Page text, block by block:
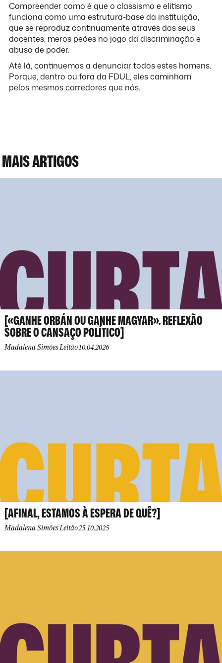
Compreender como é que o classismo e elitismo
funciona como uma estrutura-base da instituição,
que se reproduz continuamente através dos seus
docentes, meros peões no jogo da discriminação e
abuso de poder.
Até lá, continuemos a denunciar todos estes homens.
Porque, dentro ou fora da FDUL, eles caminham
pelos mesmos corredores que nós.
MAIS ARTIGOS
[«GANHE ORBÁN OU GANHE MAGYAR». REFLEXÃO
SOBRE O CANSAÇO POLÍTICO]
Madalena Simões Leitão10.04.2026
[AFINAL, ESTAMOS À ESPERA DE QUÊ?]
Madalena Simões Leitão25.10.2025